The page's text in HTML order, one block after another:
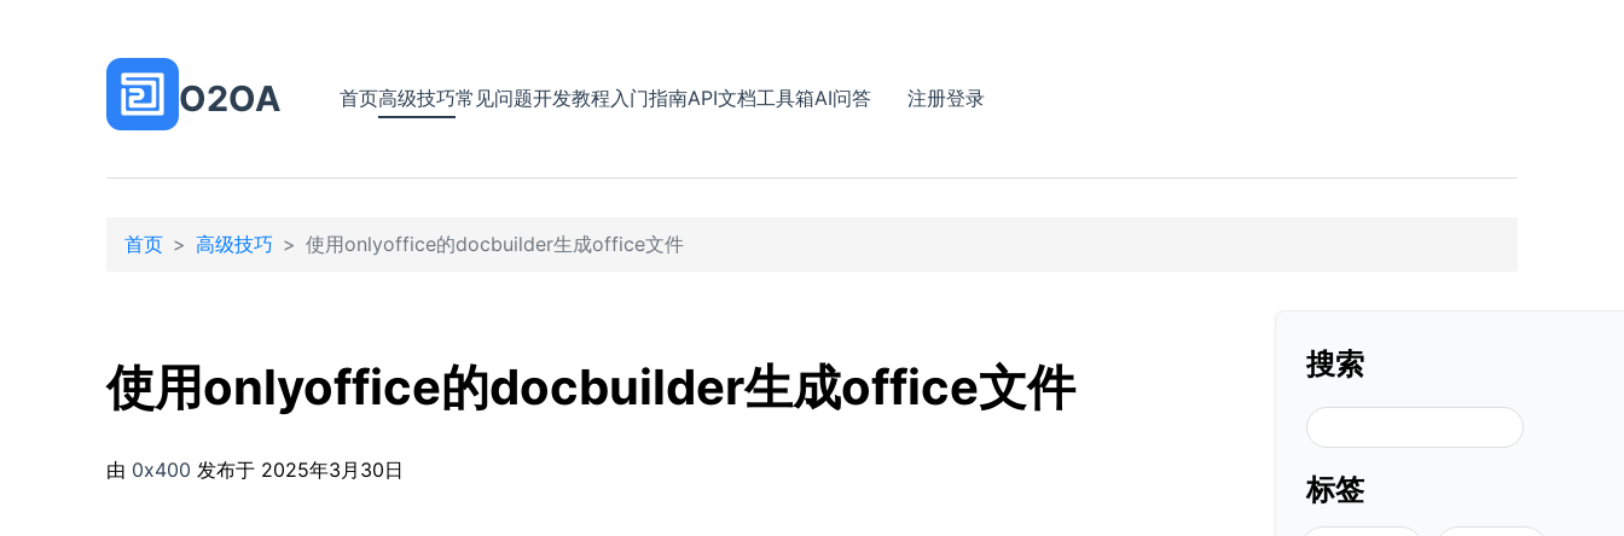
O2OA 首页高级技巧常见问题开发教程入门指南API文档工具箱AI问答 注册登录
首页 高级技巧 使用onlyoffice的docbuilder生成office文件
使用onlyoffice的docbuilder生成office文件
由 0x400 发布于 2025年3月30日
搜索
搜索
标签